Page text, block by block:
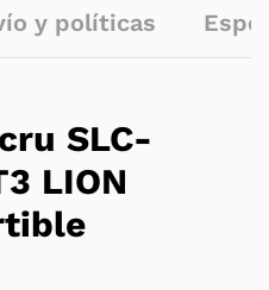
y políticas
SLC-
LION